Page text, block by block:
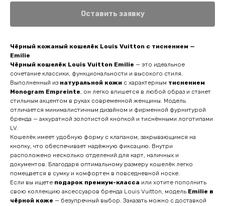
Оставить заявку
Чёрный кожаный кошелёк Louis Vuitton с тиснением —
Emilie
Чёрный кошелёк Louis Vuitton Emilie — это идеальное
сочетание классики, функциональности и высокого стиля.
Выполненный из натуральной кожи с характерным тиснением
Monogram Empreinte, он легко впишется в любой образ и станет
стильным акцентом в руках современной женщины. Модель
отличается минималистичным дизайном и фирменной фурнитурой
бренда — аккуратной золотистой кнопкой и тиснёнными логотипами
LV.
Кошелёк имеет удобную форму с клапаном, закрывающимся на
кнопку, что обеспечивает надёжную фиксацию. Внутри
расположено несколько отделений для карт, наличных и
документов. Благодаря оптимальному размеру кошелёк легко
помещается в сумку и комфортен в повседневной носке.
Если вы ищете подарок премиум-класса или хотите пополнить
свою коллекцию аксессуаров бренда Louis Vuitton, модель Emilie в
чёрной коже — безупречный выбор. Заказать можно с доставкой